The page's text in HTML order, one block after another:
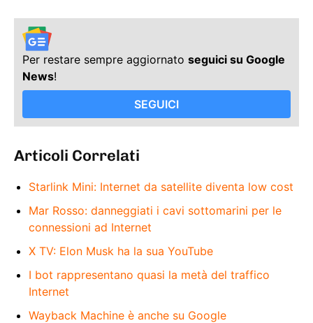
Per restare sempre aggiornato seguici su Google
News!
SEGUICI
Articoli Correlati
Starlink Mini: Internet da satellite diventa low cost
Mar Rosso: danneggiati i cavi sottomarini per le
connessioni ad Internet
X TV: Elon Musk ha la sua YouTube
I bot rappresentano quasi la metà del traffico
Internet
Wayback Machine è anche su Google